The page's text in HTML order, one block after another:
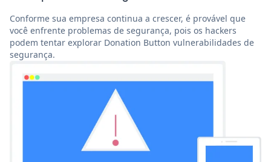
Conforme sua empresa continua a crescer, é provável que
você enfrente problemas de segurança, pois os hackers
podem tentar explorar Donation Button vulnerabilidades de
segurança.